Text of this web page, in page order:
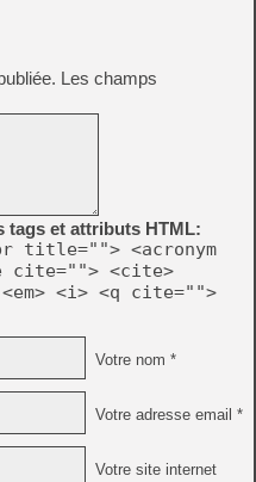
Les champs
tags et attributs HTML:
title=""> <acronym
cite=""> <cite>
<i> <q cite="">
Votre nom *
Votre adresse email *
Votre site internet